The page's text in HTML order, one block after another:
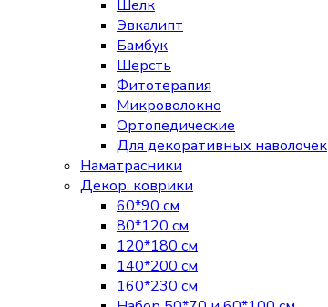
Шелк
Эвкалипт
Бамбук
Шерсть
Фитотерапия
Микроволокно
Ортопедические
Для декоративных наволочек
Наматрасники
Декор. коврики
60*90 см
80*120 см
120*180 см
140*200 см
160*230 см